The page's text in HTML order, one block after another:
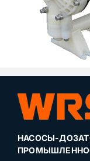
НАСОСЫ-